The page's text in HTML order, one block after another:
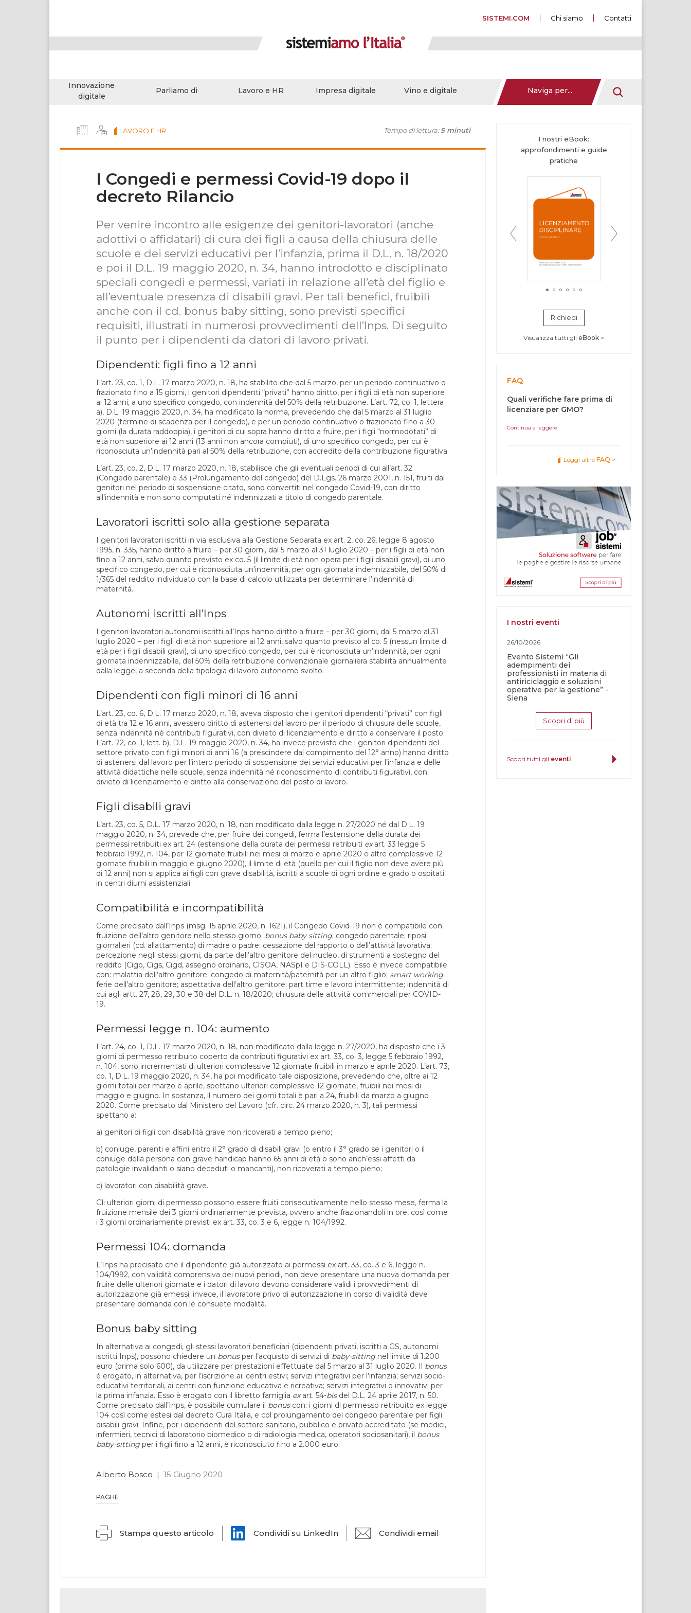
SISTEMI.COM Chi siamo Contatti
Innovazione
digitale
Parliamo di Lavoro e HR Impresa digitale Vino e digitale Naviga per...
LAVORO E HR Tempo di lettura:5 minuti
I Congedi e permessi Covid-19 dopo il
decreto Rilancio
Per venire incontro alle esigenze dei genitori-lavoratori (anche
adottivi o affidatari) di cura dei figli a causa della chiusura delle
scuole e dei servizi educativi per l’infanzia, prima il D.L. n. 18/2020
e poi il D.L. 19 maggio 2020, n. 34, hanno introdotto e disciplinato
speciali congedi e permessi, variati in relazione all’età del figlio e
all’eventuale presenza di disabili gravi. Per tali benefici, fruibili
anche con il cd. bonus baby sitting, sono previsti specifici
requisiti, illustrati in numerosi provvedimenti dell’Inps. Di seguito
il punto per i dipendenti da datori di lavoro privati.
Dipendenti: figli fino a 12 anni
L’art. 23, co. 1, D.L. 17 marzo 2020, n. 18, ha stabilito che dal 5 marzo, per un periodo continuativo o
frazionato fino a 15 giorni, i genitori dipendenti “privati” hanno diritto, per i figli di età non superiore
ai 12 anni, a uno specifico congedo, con indennità del 50% della retribuzione. L’art. 72, co. 1, lettera
a), D.L. 19 maggio 2020, n. 34, ha modificato la norma, prevedendo che dal 5 marzo al 31 luglio
2020 (termine di scadenza per il congedo), e per un periodo continuativo o frazionato fino a 30
giorni (la durata raddoppia), i genitori di cui sopra hanno diritto a fruire, per i figli “normodotati” di
età non superiore ai 12 anni (13 anni non ancora compiuti), di uno specifico congedo, per cui è
riconosciuta un’indennità pari al 50% della retribuzione, con accredito della contribuzione figurativa.
L’art. 23, co. 2, D.L. 17 marzo 2020, n. 18, stabilisce che gli eventuali periodi di cui all’art. 32
(Congedo parentale) e 33 (Prolungamento del congedo) del D.Lgs. 26 marzo 2001, n. 151, fruiti dai
genitori nel periodo di sospensione citato, sono convertiti nel congedo Covid-19, con diritto
all’indennità e non sono computati né indennizzati a titolo di congedo parentale.
Lavoratori iscritti solo alla gestione separata
I genitori lavoratori iscritti in via esclusiva alla Gestione Separata ex art. 2, co. 26, legge 8 agosto
1995, n. 335, hanno diritto a fruire – per 30 giorni, dal 5 marzo al 31 luglio 2020 – per i figli di età non
fino a 12 anni, salvo quanto previsto ex co. 5 (il limite di età non opera per i figli disabili gravi), di uno
specifico congedo, per cui è riconosciuta un’indennità, per ogni giornata indennizzabile, del 50% di
1/365 del reddito individuato con la base di calcolo utilizzata per determinare l’indennità di
maternità.
Autonomi iscritti all’Inps
I genitori lavoratori autonomi iscritti all’Inps hanno diritto a fruire – per 30 giorni, dal 5 marzo al 31
luglio 2020 – per i figli di età non superiore ai 12 anni, salvo quanto previsto al co. 5 (nessun limite di
età per i figli disabili gravi), di uno specifico congedo, per cui è riconosciuta un’indennità, per ogni
giornata indennizzabile, del 50% della retribuzione convenzionale giornaliera stabilita annualmente
dalla legge, a seconda della tipologia di lavoro autonomo svolto.
Dipendenti con figli minori di 16 anni
L’art. 23, co. 6, D.L. 17 marzo 2020, n. 18, aveva disposto che i genitori dipendenti “privati” con figli
di età tra 12 e 16 anni, avessero diritto di astenersi dal lavoro per il periodo di chiusura delle scuole,
senza indennità né contributi figurativi, con divieto di licenziamento e diritto a conservare il posto.
L’art. 72, co. 1, lett. b), D.L. 19 maggio 2020, n. 34, ha invece previsto che i genitori dipendenti del
settore privato con figli minori di anni 16 (a prescindere dal compimento del 12° anno) hanno diritto
di astenersi dal lavoro per l’intero periodo di sospensione dei servizi educativi per l’infanzia e delle
attività didattiche nelle scuole, senza indennità né riconoscimento di contributi figurativi, con
divieto di licenziamento e diritto alla conservazione del posto di lavoro.
Figli disabili gravi
L’art. 23, co. 5, D.L. 17 marzo 2020, n. 18, non modificato dalla legge n. 27/2020 né dal D.L. 19
maggio 2020, n. 34, prevede che, per fruire dei congedi, ferma l’estensione della durata dei
permessi retribuiti ex art. 24 (estensione della durata dei permessi retribuiti exart. 33 legge 5
febbraio 1992, n. 104, per 12 giornate fruibili nei mesi di marzo e aprile 2020 e altre complessive 12
giornate fruibili in maggio e giugno 2020), il limite di età (quello per cui il figlio non deve avere più
di 12 anni) non si applica ai figli con grave disabilità, iscritti a scuole di ogni ordine e grado o ospitati
in centri diurni assistenziali.
Compatibilità e incompatibilità
Come precisato dall’Inps (msg. 15 aprile 2020, n. 1621), il Congedo Covid-19 non è compatibile con:
fruizione dell’altro genitore nello stesso giorno; bonus baby sitting; congedo parentale; riposi
giornalieri (cd. allattamento) di madre o padre; cessazione del rapporto o dell’attività lavorativa;
percezione negli stessi giorni, da parte dell’altro genitore del nucleo, di strumenti a sostegno del
reddito (Cigo, Cigs, Cigd, assegno ordinario, CISOA, NASpI e DIS-COLL). Esso è invece compatibile
con: malattia dell’altro genitore; congedo di maternità/paternità per un altro figlio; smart working;
ferie dell’altro genitore; aspettativa dell’altro genitore; part time e lavoro intermittente; indennità di
cui agli artt. 27, 28, 29, 30 e 38 del D.L. n. 18/2020; chiusura delle attività commerciali per COVID-
19.
Permessi legge n. 104: aumento
L’art. 24, co. 1, D.L. 17 marzo 2020, n. 18, non modificato dalla legge n. 27/2020, ha disposto che i 3
giorni di permesso retribuito coperto da contributi figurativi ex art. 33, co. 3, legge 5 febbraio 1992,
n. 104, sono incrementati di ulteriori complessive 12 giornate fruibili in marzo e aprile 2020. L’art. 73,
co. 1, D.L. 19 maggio 2020, n. 34, ha poi modificato tale disposizione, prevedendo che, oltre ai 12
giorni totali per marzo e aprile, spettano ulteriori complessive 12 giornate, fruibili nei mesi di
maggio e giugno. In sostanza, il numero dei giorni totali è pari a 24, fruibili da marzo a giugno
2020. Come precisato dal Ministero del Lavoro (cfr. circ. 24 marzo 2020, n. 3), tali permessi
spettano a:
a) genitori di figli con disabilità grave non ricoverati a tempo pieno;
b) coniuge, parenti e affini entro il 2° grado di disabili gravi (o entro il 3° grado se i genitori o il
coniuge della persona con grave handicap hanno 65 anni di età o sono anch’essi affetti da
patologie invalidanti o siano deceduti o mancanti), non ricoverati a tempo pieno;
c) lavoratori con disabilità grave.
Gli ulteriori giorni di permesso possono essere fruiti consecutivamente nello stesso mese, ferma la
fruizione mensile dei 3 giorni ordinariamente prevista, ovvero anche frazionandoli in ore, così come
i 3 giorni ordinariamente previsti ex art. 33, co. 3 e 6, legge n. 104/1992.
Permessi 104: domanda
L’Inps ha precisato che il dipendente già autorizzato ai permessi ex art. 33, co. 3 e 6, legge n.
104/1992, con validità comprensiva dei nuovi periodi, non deve presentare una nuova domanda per
fruire delle ulteriori giornate e i datori di lavoro devono considerare validi i provvedimenti di
autorizzazione già emessi; invece, il lavoratore privo di autorizzazione in corso di validità deve
presentare domanda con le consuete modalità.
Bonus baby sitting
In alternativa ai congedi, gli stessi lavoratori beneficiari (dipendenti privati, iscritti a GS, autonomi
iscritti Inps), possono chiedere un bonusper l’acquisto di servizi di baby-sitting nel limite di 1.200
euro (prima solo 600), da utilizzare per prestazioni effettuate dal 5 marzo al 31 luglio 2020. Il bonus
è erogato, in alternativa, per l’iscrizione ai: centri estivi; servizi integrativi per l’infanzia; servizi socio-
educativi territoriali, ai centri con funzione educativa e ricreativa; servizi integrativi o innovativi per
la prima infanzia. Esso è erogato con il libretto famiglia exart. 54-bisdel D.L. 24 aprile 2017, n. 50.
Come precisato dall’Inps, è possibile cumulare il bonuscon: i giorni di permesso retribuito ex legge
104 così come estesi dal decreto Cura Italia, e col prolungamento del congedo parentale per figli
disabili gravi. Infine, per i dipendenti del settore sanitario, pubblico e privato accreditato (se medici,
infermieri, tecnici di laboratorio biomedico o di radiologia medica, operatori sociosanitari), il bonus
baby-sitting per i figli fino a 12 anni, è riconosciuto fino a 2.000 euro.
Alberto Bosco | 15 Giugno 2020
PAGHE
Stampa questo articolo Condividi su LinkedIn Condividi email
I nostri eBook:
approfondimenti e guide
pratiche
Richiedi
Visualizza tutti gli eBook >
FAQ
Quali verifiche fare prima di
licenziare per GMO?
Continua a leggere
Leggi altre FAQ >
I nostri eventi
26/10/2026
Evento Sistemi “Gli
adempimenti dei
professionisti in materia di
antiriciclaggio e soluzioni
operative per la gestione” -
Siena
Scopri di più
Scopri tutti gli eventi